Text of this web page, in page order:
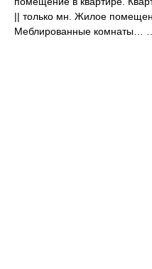
|| только мн. Жилое
Меблированные комнаты…